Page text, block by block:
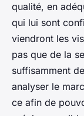
qualité, en
qui lui sont
viendront les
pas que de la
suffisamment
analyser le
ce afin de